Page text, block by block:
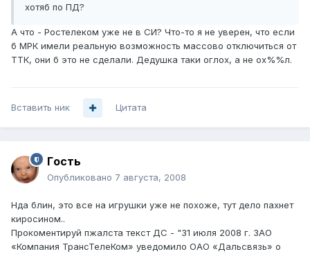
хотяб по ПД?
А что - Ростелеком уже не в СИ? Что-то я не уверен, что если
б МРК имели реальную возможность массово отключиться от
ТТК, они б это не сделали. Дедушка таки оглох, а не ох%%л.
Вставить ник Цитата
Гoсть
Опубликовано 7 августа, 2008
Нда блин, это все на игрушки уже не похоже, тут дело пахнет
киросином..
Прокоментируй пжалста текст ДС - "31 июля 2008 г. ЗАО
«Компания ТрансТелеКом» уведомило ОАО «Дальсвязь» о